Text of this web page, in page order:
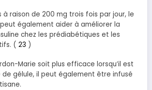
à raison de 200 mg trois fois par jour, le
également aider à améliorer la
chez les prédiabétiques et les
( 23 )
Marie soit plus efficace lorsqu’il est
de gélule, il peut également être infusé